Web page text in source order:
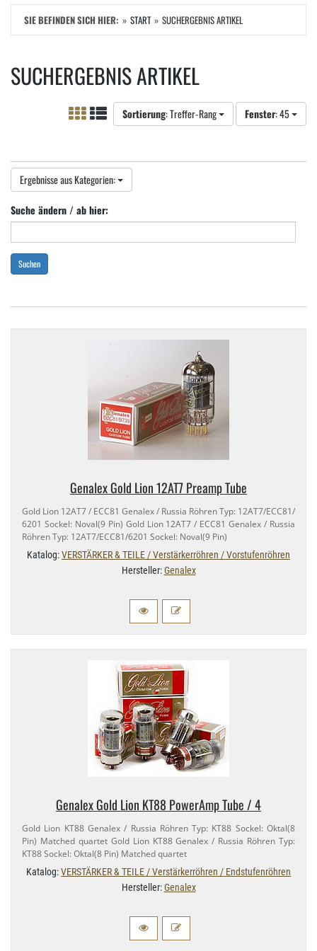
SIE BEFINDEN SICH HIER: START SUCHERGEBNIS ARTIKEL
SUCHERGEBNIS ARTIKEL
Sortierung: Treffer-Rang Fenster: 45
Ergebnisse aus Kategorien:
Suche ändern / ab hier:
Suchen
Genalex Gold Lion 12AT7 Preamp Tube
Gold Lion 12AT7 / ECC81 Genalex / Russia Röhren Typ: 12AT7/​ECC81/​
6201 Sockel: Noval(9 Pin) Gold Lion 12AT7 / ECC81 Genalex / Russia
Röhren Typ: 12AT7/​ECC81/​6201 Sockel: Noval(9 Pin)
Katalog:VERSTÄRKER & TEILE / Verstärkerröhren / Vorstufenröhren
Hersteller:Genalex
Genalex Gold Lion KT88 PowerAmp Tube / 4
Gold Lion KT88 Genalex / Russia Röhren Typ: KT88 Sockel: Oktal(8
Pin) Matched quartet Gold Lion KT88 Genalex / Russia Röhren Typ:
KT88 Sockel: Oktal(8 Pin) Matched quartet
Katalog:VERSTÄRKER & TEILE / Verstärkerröhren / Endstufenröhren
Hersteller:Genalex